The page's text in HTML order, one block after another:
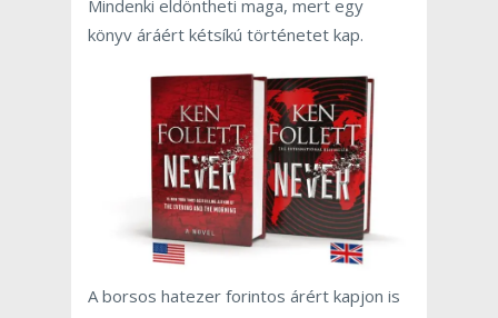
Mindenki eldöntheti maga, mert egy
könyv áráért kétsíkú történetet kap.
A borsos hatezer forintos árért kapjon is